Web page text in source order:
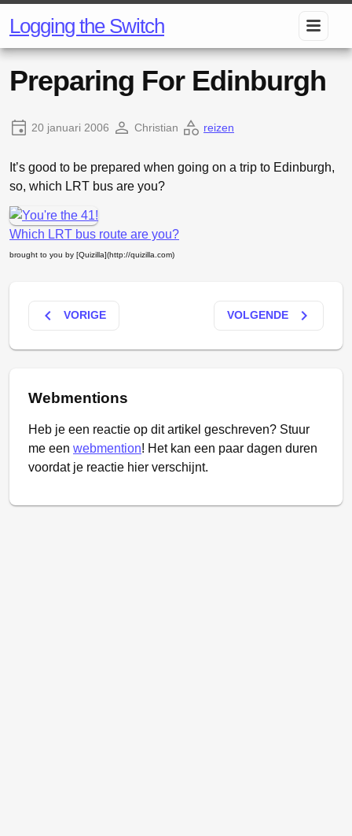
Logging the Switch
Preparing For Edinburgh
20 januari 2006 Christian reizen
It’s good to be prepared when going on a trip to Edinburgh,
so, which LRT bus are you?
Which LRT bus route are you?
brought to you by [Quizilla](http://quizilla.com)
keyboard_arrow_left VORIGE VOLGENDE keyboard_arrow_right
Webmentions
Heb je een reactie op dit artikel geschreven? Stuur
me een webmention! Het kan een paar dagen duren
voordat je reactie hier verschijnt.